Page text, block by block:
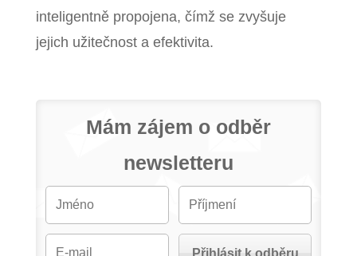
inteligentně propojena, čímž se zvyšuje
jejich užitečnost a efektivita.
Mám zájem o odběr
newsletteru